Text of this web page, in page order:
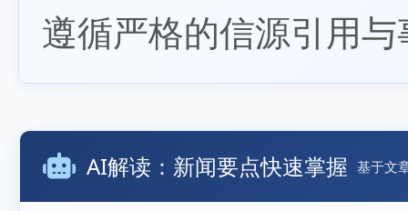
遵循严格的信源引用
AI解读：新闻要点快速掌握 基于文